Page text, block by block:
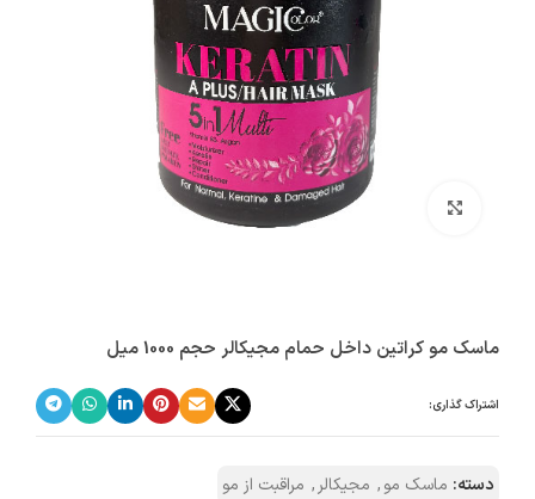
بزرگنمایی تصویر
ماسک مو کراتین داخل حمام مجیکالر حجم 1000 میل
اشتراک گذاری:
دسته: ماسک مو, مجیکالر , مراقبت از مو